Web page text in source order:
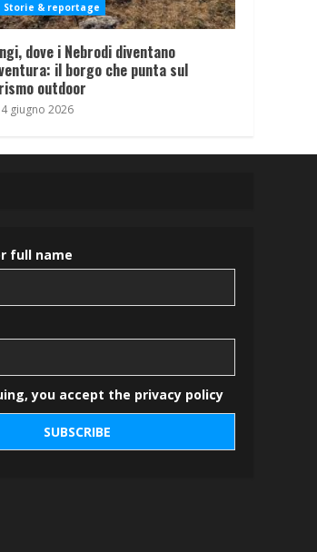
Storie & reportage
dove i Nebrodi diventano
il borgo che punta sul
outdoor
4 giugno 2026
full name
you accept the privacy policy